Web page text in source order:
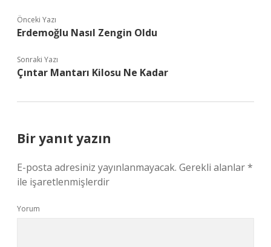
Önceki Yazı
Erdemoğlu Nasıl Zengin Oldu
Sonraki Yazı
Çıntar Mantarı Kilosu Ne Kadar
Bir yanıt yazın
E-posta adresiniz yayınlanmayacak. Gerekli alanlar*
ile işaretlenmişlerdir
Yorum